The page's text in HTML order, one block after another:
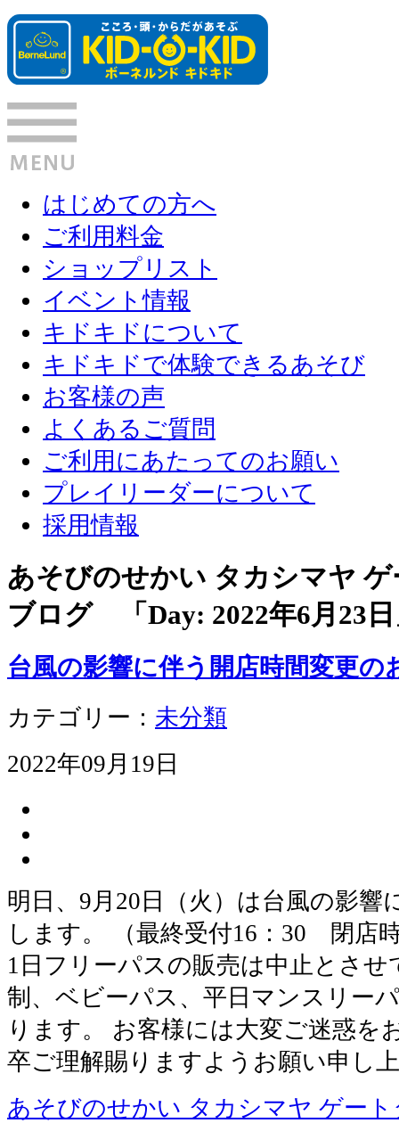
はじめての方へ
ご利用料金
ショップリスト
イベント情報
キドキドについて
キドキドで体験できるあそび
お客様の声
よくあるご質問
ご利用にあたってのお願い
プレイリーダーについて
採用情報
あそびのせかい タカシマヤ
ブログ 「Day: 2022年6月23日
台風の影響に伴う開店時間変更の
カテゴリー： 未分類
2022年09月19日
明日、9月20日（火）は台風の影響
します。 （最終受付16：30 閉店
1日フリーパスの販売は中止とさ
制、ベビーパス、平日マンスリー
ります。 お客様には大変ご迷惑を
卒ご理解賜りますようお願い申し
あそびのせかい タカシマヤ ゲー